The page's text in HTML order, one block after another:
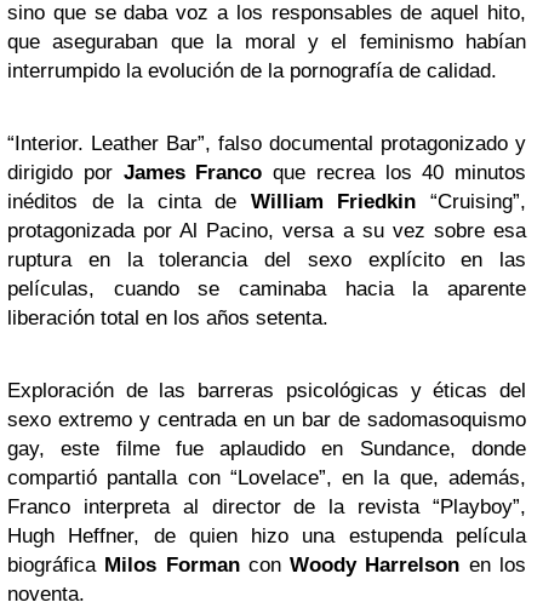
sino que se daba voz a los responsables de aquel hito,
que aseguraban que la moral y el feminismo habían
interrumpido la evolución de la pornografía de calidad.
“Interior. Leather Bar”, falso documental protagonizado y
dirigido por James Franco que recrea los 40 minutos
inéditos de la cinta de William Friedkin “Cruising”,
protagonizada por Al Pacino, versa a su vez sobre esa
ruptura en la tolerancia del sexo explícito en las
películas, cuando se caminaba hacia la aparente
liberación total en los años setenta.
Exploración de las barreras psicológicas y éticas del
sexo extremo y centrada en un bar de sadomasoquismo
gay, este filme fue aplaudido en Sundance, donde
compartió pantalla con “Lovelace”, en la que, además,
Franco interpreta al director de la revista “Playboy”,
Hugh Heffner, de quien hizo una estupenda película
biográfica Milos FormanconWoody Harrelson en los
noventa.